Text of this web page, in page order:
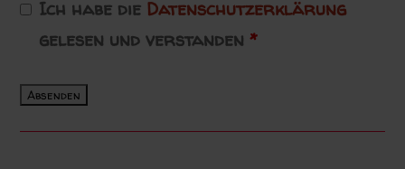
Ich habe die Datenschutzerklärung
gelesen und verstanden*